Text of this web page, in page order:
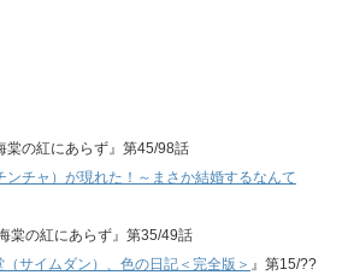
棠の紅にあらず』第45/98話
ンチャ）が現れた！～まさか結婚するなんて
棠の紅にあらず』第35/49話
（サイムダン）、色の日記＜完全版＞ 』第15/??